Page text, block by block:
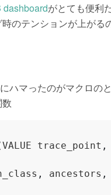
dashboardがとても便利
のテンションが上がる
ハマったのがマクロの
VALUE trace_point ,
, ancestors ,